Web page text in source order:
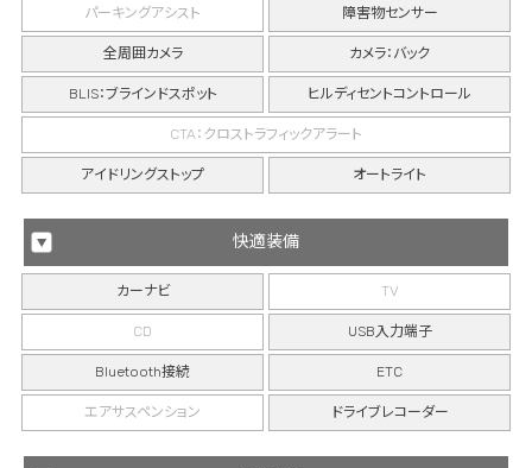
パーキングアシスト 障害物センサー
全周囲カメラ カメラ：バック
BLIS：ブラインドスポット
CTA：クロストラフィックアラート
ヒルディセントコントロール
アイドリングストップ オートライト
快適装備
カーナビ TV
CD USB入力端子
Bluetooth接続 ETC
エアサスペンション ドライブレコーダー